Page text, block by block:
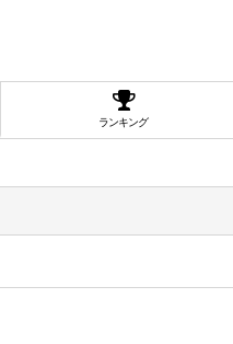
ランキング